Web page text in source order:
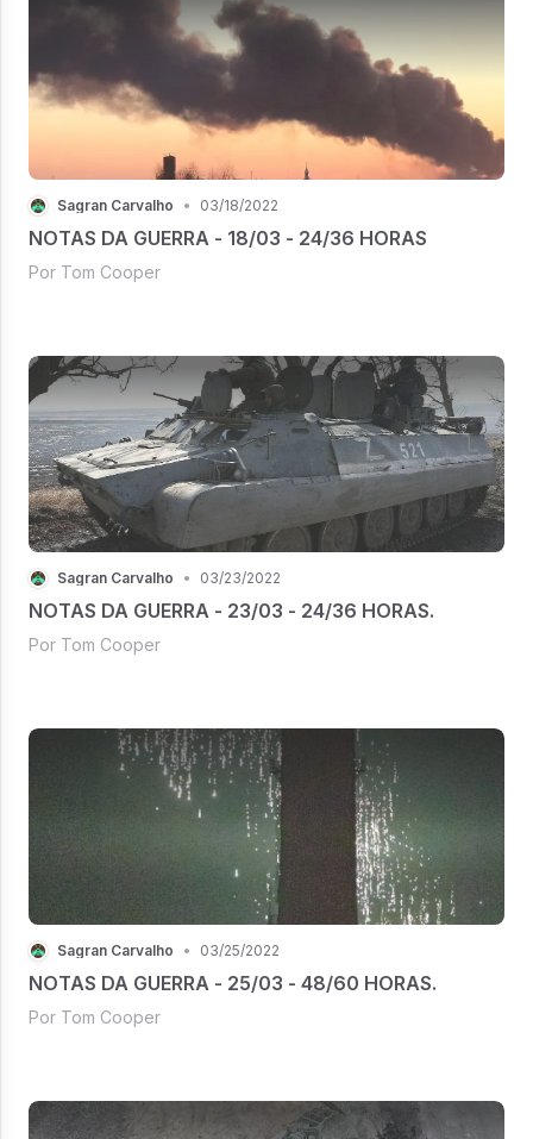
Sagran Carvalho • 03/18/2022
NOTAS DA GUERRA - 18/03 - 24/36 HORAS
Por Tom Cooper
Sagran Carvalho • 03/23/2022
NOTAS DA GUERRA - 23/03 - 24/36 HORAS.
Por Tom Cooper
Sagran Carvalho • 03/25/2022
NOTAS DA GUERRA - 25/03 - 48/60 HORAS.
Por Tom Cooper